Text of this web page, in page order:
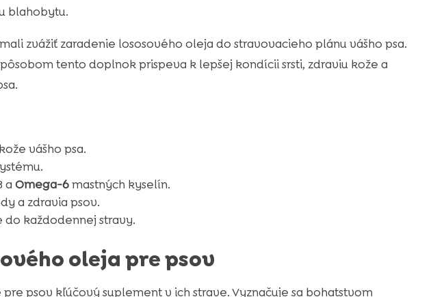
blahobytu.
zvážiť zaradenie lososového oleja do stravovacieho plánu vášho psa.
tento doplnok prispeva k lepšej kondícii srsti, zdraviu kože a
vášho psa.
a Omega-6mastných kyselín.
a zdravia psov.
každodennej stravy.
oleja pre psov
psov kľúčový suplement v ich strave. Vyznačuje sa bohatstvom